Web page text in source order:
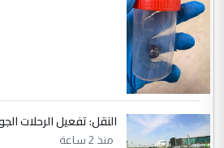
الموضوع :
وتعديل استمارة قرعة الحج
النقل: تفعيل الرحلات الجوية لـ 10
منذ 2 ساعة